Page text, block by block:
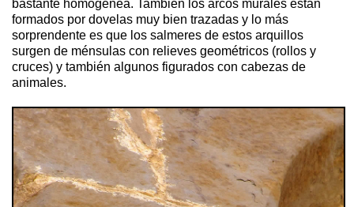
bastante homogénea. También los arcos murales están
formados por dovelas muy bien trazadas y lo más
sorprendente es que los salmeres de estos arquillos
surgen de ménsulas con relieves geométricos (rollos y
cruces) y también algunos figurados con cabezas de
animales.